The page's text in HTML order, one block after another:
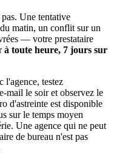
Une tentative
matin, un conflit sur un
— votre prestataire
à toute heure, 7 jours sur
l'agence, testez
mail le soir et observez le
d'astreinte est disponible
sur le temps moyen
Une agence qui ne peut
de bureau n'est pas